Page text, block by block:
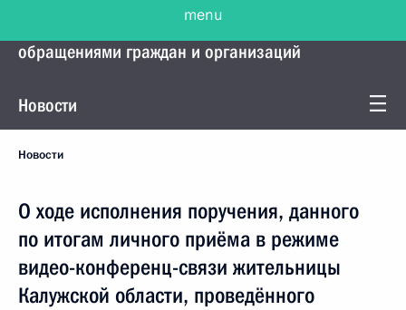
обращениями граждан и организаций
Новости
Новости
О ходе исполнения поручения, данного
по итогам личного приёма в режиме
видео-конференц-связи жительницы
Калужской области, проведённого